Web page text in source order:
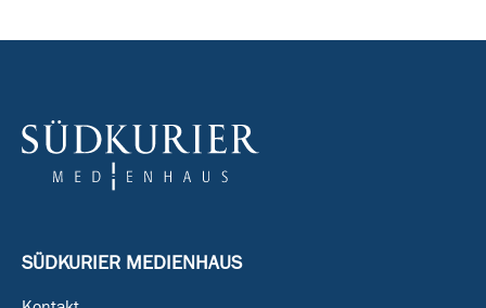
SÜDKURIER MEDIENHAUS